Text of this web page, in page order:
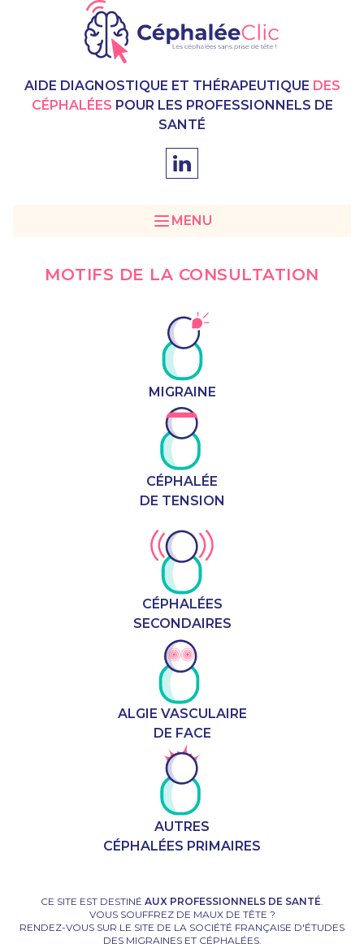
AIDE DIAGNOSTIQUE ET THÉRAPEUTIQUE DES
CÉPHALÉES POUR LES PROFESSIONNELS DE
SANTÉ
MENU
MOTIFS DE LA CONSULTATION
MIGRAINE
CÉPHALÉE
DE TENSION
CÉPHALÉES
SECONDAIRES
ALGIE VASCULAIRE
DE FACE
AUTRES
CÉPHALÉES PRIMAIRES
CE SITE EST DESTINÉ AUX PROFESSIONNELS DE SANTÉ.
VOUS SOUFFREZ DE MAUX DE TÊTE ?
RENDEZ-VOUS SUR LE SITE DE LA SOCIÉTÉ FRANÇAISE D'ÉTUDES
DES MIGRAINES ET CÉPHALÉES.